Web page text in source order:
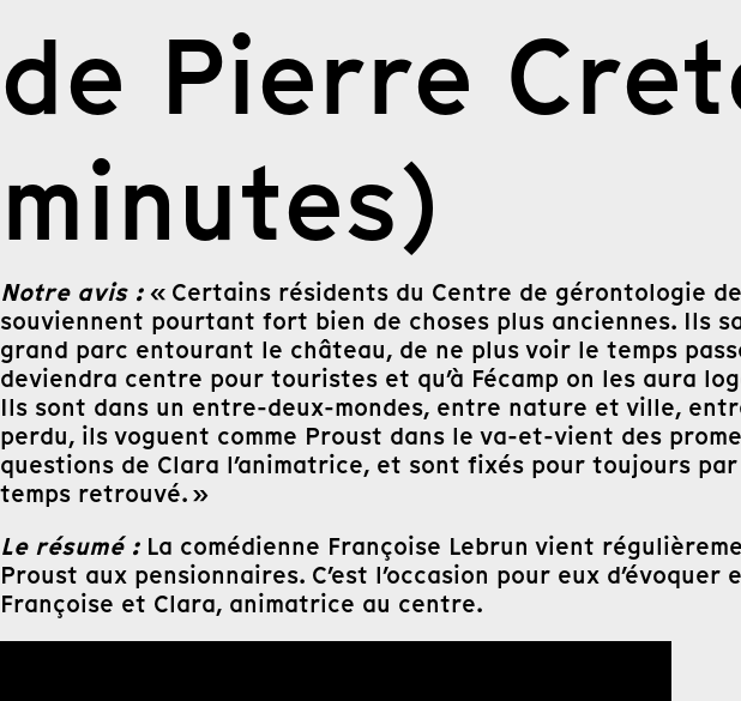
de Pierre
minutes)
Notre avis :« Certains résidents du Centre de gérontologie
souviennent pourtant fort bien de choses plus anciennes. Ils
grand parc entourant le château, de ne plus voir le temps
deviendra centre pour touristes et qu’à Fécamp on les aura
Ils sont dans un entre-deux-mondes, entre nature et ville,
perdu, ils voguent comme Proust dans le va-et-vient des
questions de Clara l’animatrice, et sont fixés pour toujours
temps retrouvé. »
Le résumé : La comédienne Françoise Lebrun vient
Proust aux pensionnaires. C’est l’occasion pour eux
Françoise et Clara, animatrice au centre.